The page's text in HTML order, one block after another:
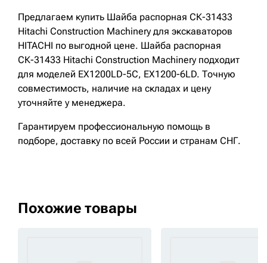
Предлагаем купить Шайба распорная СК-31433
Hitachi Construction Machinery для экскаваторов
HITACHI по выгодной цене. Шайба распорная
СК-31433 Hitachi Construction Machinery подходит
для моделей EX1200LD-5C, EX1200-6LD. Точную
совместимость, наличие на складах и цену
уточняйте у менеджера.
Гарантируем профессиональную помощь в
подборе, доставку по всей России и странам СНГ.
Похожие товары